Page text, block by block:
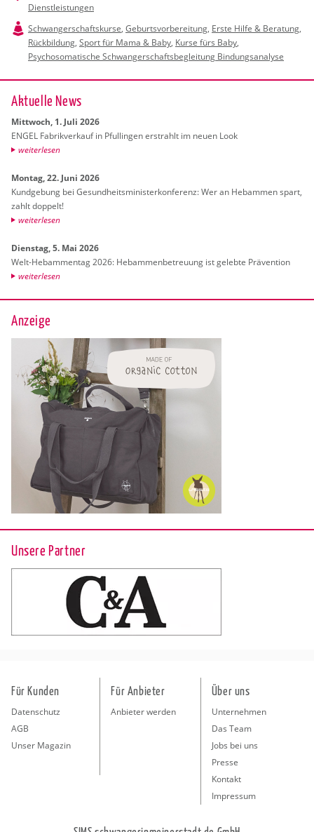
Dienstleistungen
Schwangerschaftskurse, Geburtsvorbereitung, Erste Hilfe & Beratung,
Rückbildung, Sport für Mama & Baby, Kurse fürs Baby,
Psychosomatische Schwangerschaftsbegleitung Bindungsanalyse
Ak­tu­el­le News
Mitt­woch, 1. Juli 2026
ENGEL Fa­brik­ver­kauf in Pful­lin­gen er­strahlt im neuen Look
wei­ter­le­sen
Mon­tag, 22. Juni 2026
Kund­ge­bung bei Ge­sund­heits­mi­nis­ter­kon­fe­renz: Wer an Heb­am­men spart,
zahlt dop­pelt!
wei­ter­le­sen
Diens­tag, 5. Mai 2026
Welt-Heb­am­men­tag 2026: Heb­am­men­be­treu­ung ist ge­leb­te Prä­ven­ti­on
wei­ter­le­sen
Anzeige
Unsere Partner
Für Kunden
Datenschutz
AGB
Unser Magazin
Für Anbieter
Anbieter werden
Über uns
Unternehmen
Das Team
Jobs bei uns
Presse
Kontakt
Impressum